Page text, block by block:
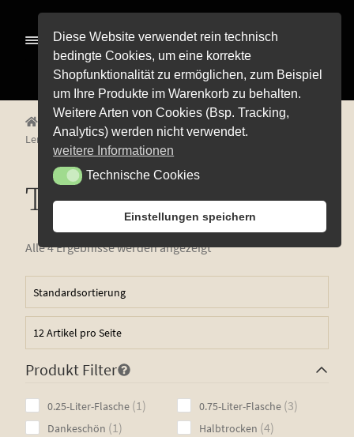
Navigation
springen
Inhalt
springen
Menü
Alle Pro­duk­te
Pre­mi­um-Wei­ne
Rot­wei­ne
Weiß­wei­ne
öffnen
Weiß­herbst-, Rosé- und Schillerweine
öffnen
Die fruch­ti­gen Vier
Edi­ti­on Life
Wein­emp­feh­lun­gen
Pro­bier­pa­ke­te
Start
Produkte verschlagwortet mit „Trollinger-
Lemberger“
Trollinger-Lemberger
Alle 4 Ergebnisse werden angezeigt
Produkt Filter
0.25-Liter-Flasche 1 1
product
0.75-Liter-Flasche 33
Dankeschön 1 1
Halbtrocken 44
Diese Website verwendet rein technisch
bedingte Cookies, um eine korrekte
Shopfunktionalität zu ermöglichen, zum Beispiel
um Ihre Produkte im Warenkorb zu behalten.
Weitere Arten von Cookies (Bsp. Tracking,
Analytics) werden nicht verwendet.
weitere Informationen
Technische Cookies
Technische Cookies
Einstellungen speichern